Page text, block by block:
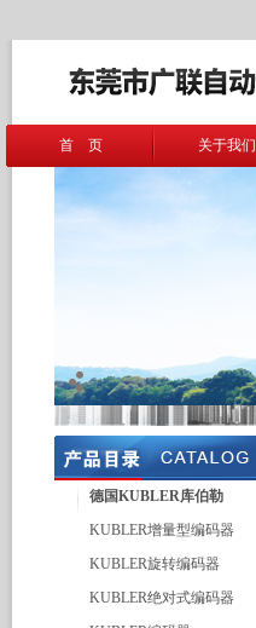
首 页 关于我们
德国KUBLER库伯勒
KUBLER增量型编码器
KUBLER旋转编码器
KUBLER绝对式编码器